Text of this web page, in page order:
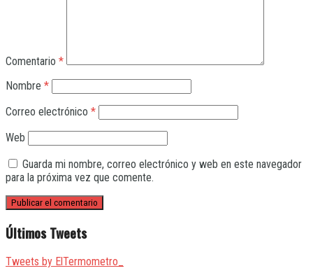
Comentario *
Nombre *
Correo electrónico *
Web
Guarda mi nombre, correo electrónico y web en este navegador
para la próxima vez que comente.
Últimos Tweets
Tweets by ElTermometro_